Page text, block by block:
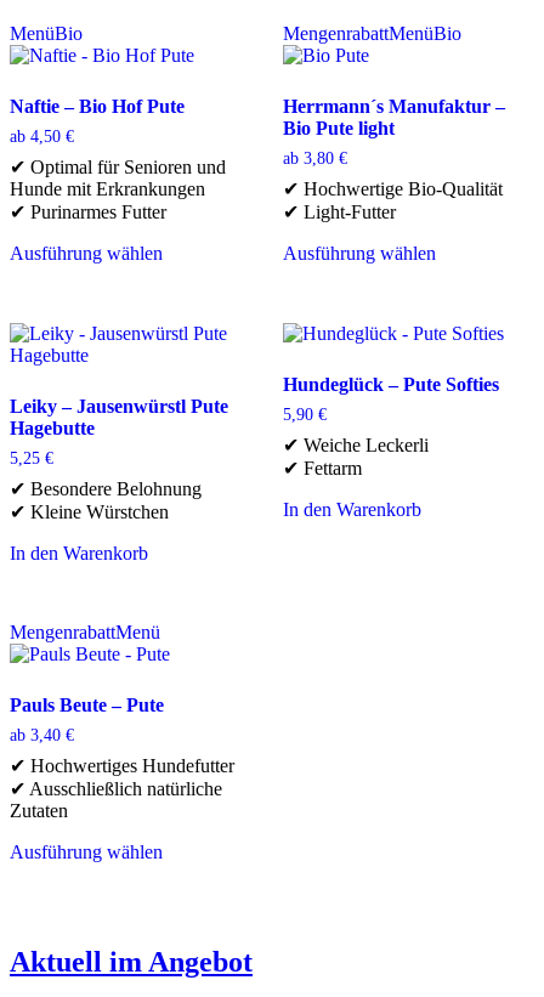
MenüBio
Naftie – Bio Hof Pute
ab 4,50 €
✔ Optimal für Senioren und
Hunde mit Erkrankungen
✔ Purinarmes Futter
Ausführung wählen
mehrere
Varianten
Die
Optionen
können
auf
der
Produktseite
werden
MengenrabattMenüBio
Herrmann´s Manufaktur –
Bio Pute light
ab 3,80 €
✔ Hochwertige Bio-Qualität
✔ Light-Futter
Ausführung wählen
mehrere
auf.
Die
Optionen
können
auf
Produktseite
Leiky – Jausenwürstl Pute
Hagebutte
5,25 €
✔ Besondere Belohnung
✔ Kleine Würstchen
In den Warenkorb
Hundeglück – Pute Softies
5,90 €
✔ Weiche Leckerli
✔ Fettarm
In den Warenkorb
MengenrabattMenü
Pauls Beute – Pute
ab 3,40 €
✔ Hochwertiges Hundefutter
✔ Ausschließlich natürliche
Zutaten
Ausführung wählen
Varianten
auf.
Aktuell im Angebot